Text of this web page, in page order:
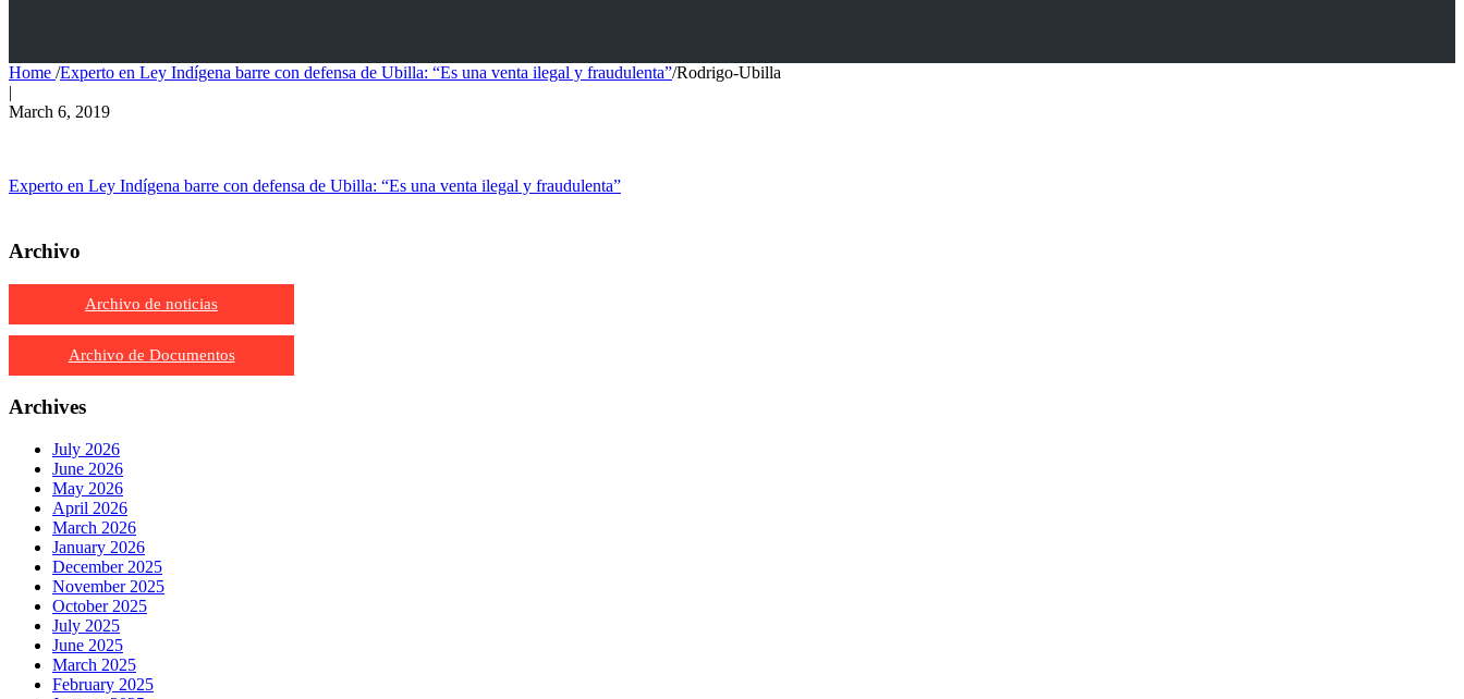
Home /Experto en Ley Indígena barre con defensa de Ubilla: “Es una venta ilegal y fraudulenta”/Rodrigo-Ubilla
|
March 6, 2019
Experto en Ley Indígena barre con defensa de Ubilla: “Es una venta ilegal y fraudulenta”
Archivo
Archivo de noticias
Archivo de Documentos
Archives
July 2026
June 2026
May 2026
April 2026
March 2026
January 2026
December 2025
November 2025
October 2025
July 2025
June 2025
March 2025
February 2025